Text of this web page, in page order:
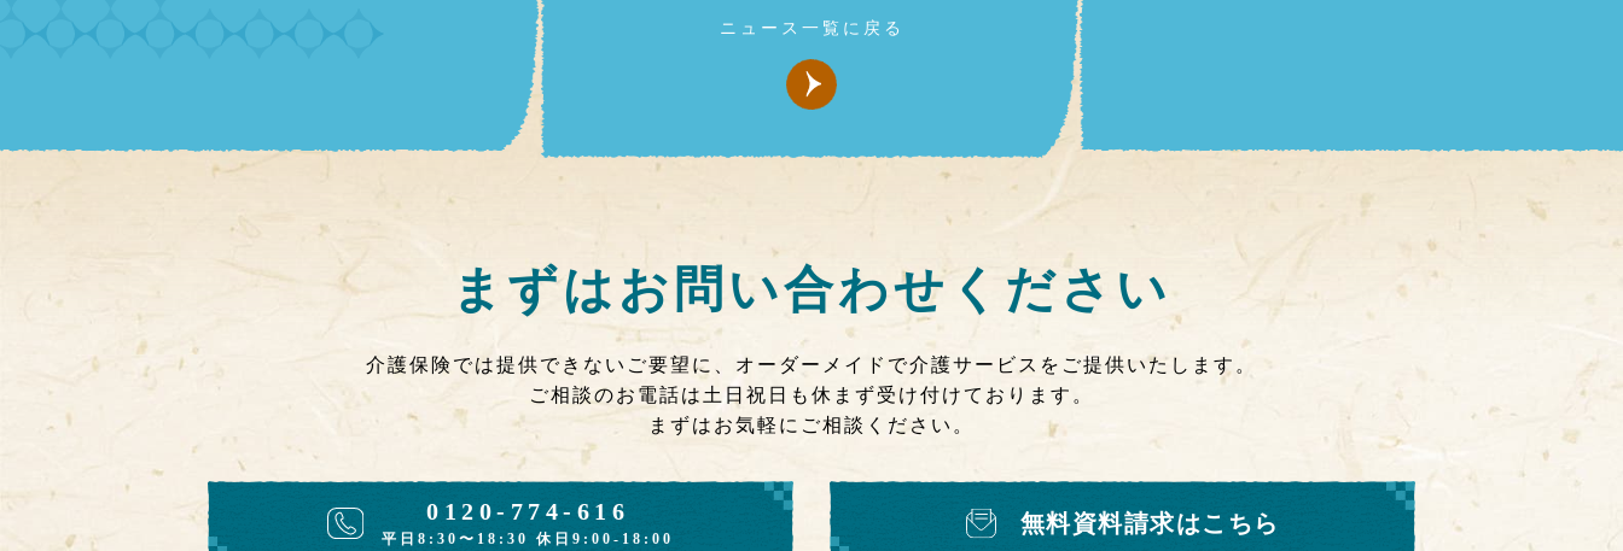
ニュース一覧に戻る
まずはお問い合わせください
介護保険では提供できないご要望に、オーダーメイドで介護サービスをご提供いたします。
ご相談のお電話は土日祝日も休まず受け付けております。
まずはお気軽にご相談ください。
0120-774-616
平日8:30〜18:30 休日9:00-18:00
無料資料請求はこちら